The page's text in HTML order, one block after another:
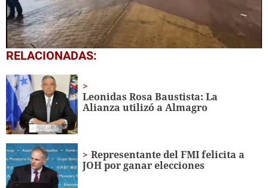
0
seconds
1
minute,
26
seconds
RELACIONADAS:
Leonidas Rosa Baustista: La
Alianza utilizó a Almagro
Representante del FMI felicita a
JOH por ganar elecciones